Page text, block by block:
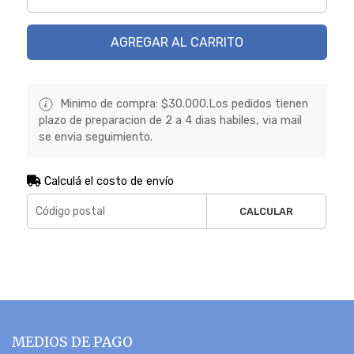
AGREGAR AL CARRITO
Minimo de compra: $30.000.Los pedidos tienen
plazo de preparacion de 2 a 4 dias habiles, via mail
se envia seguimiento.
Calculá el costo de envío
CALCULAR
MEDIOS DE PAGO